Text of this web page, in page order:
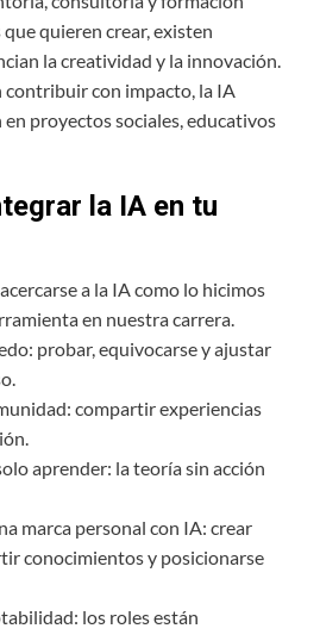
quieren crear, existen
la creatividad y la innovación.
contribuir con impacto, la IA
proyectos sociales, educativos
la IA en tu
a la IA como lo hicimos
en nuestra carrera.
probar, equivocarse y ajustar
compartir experiencias
aprender: la teoría sin acción
marca personal con IA: crear
conocimientos y posicionarse
los roles están